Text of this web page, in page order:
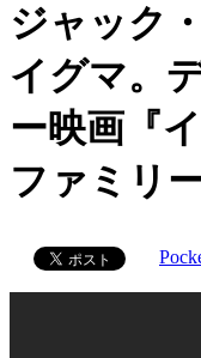
ジャック
イグマ。
ー映画『
ファミリ